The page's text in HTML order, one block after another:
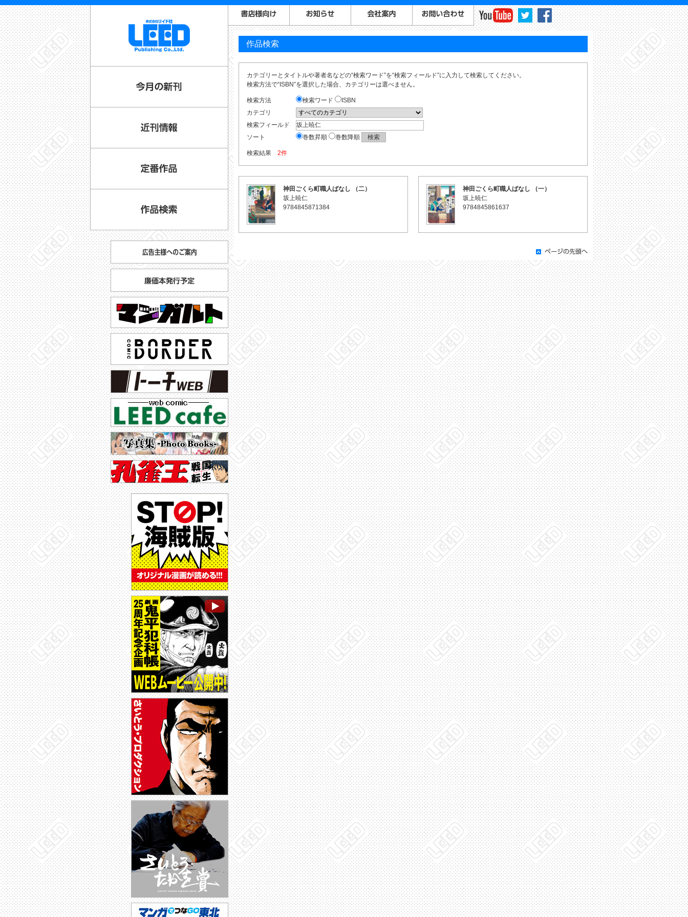
作品検索
カテゴリーとタイトルや著者名などの“検索ワード”を“検索フィールド”に入力して検索してください。
検索方法で“ISBN”を選択した場合、カテゴリーは選べません。
検索方法 検索ワード
ISBN
カテゴリ
検索フィールド
ソート
巻数昇順 巻数降順
検索結果 2件
神田ごくら町職人ばなし （二）
坂上暁仁
9784845871384
神田ごくら町職人ばなし （一）
坂上暁仁
9784845861637